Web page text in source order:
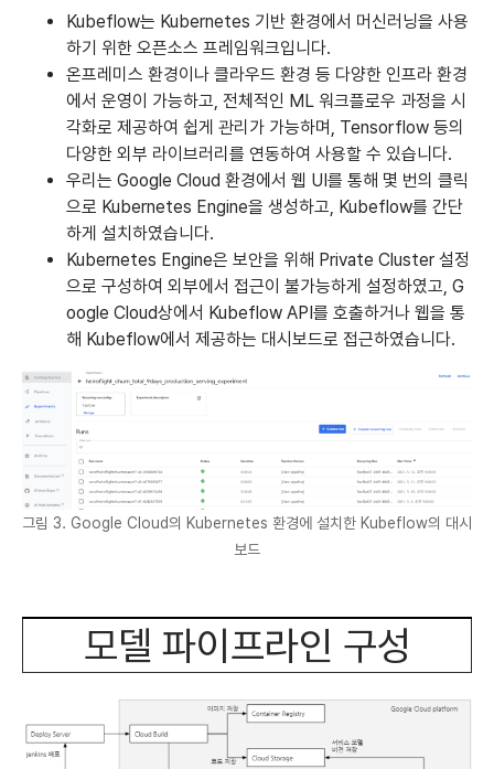
Kubeflow는 Kubernetes 기반 환경에서 머신러닝을 사용
하기 위한 오픈소스 프레임워크입니다.
온프레미스 환경이나 클라우드 환경 등 다양한 인프라 환경
에서 운영이 가능하고, 전체적인 ML 워크플로우 과정을 시
각화로 제공하여 쉽게 관리가 가능하며, Tensorflow 등의
다양한 외부 라이브러리를 연동하여 사용할 수 있습니다.
우리는 Google Cloud 환경에서 웹 UI를 통해 몇 번의 클릭
으로 Kubernetes Engine을 생성하고, Kubeflow를 간단
하게 설치하였습니다.
Kubernetes Engine은 보안을 위해 Private Cluster 설정
으로 구성하여 외부에서 접근이 불가능하게 설정하였고, G
oogle Cloud상에서 Kubeflow API를 호출하거나 웹을 통
해 Kubeflow에서 제공하는 대시보드로 접근하였습니다.
그림 3. Google Cloud의 Kubernetes 환경에 설치한 Kubeflow의 대시
보드
모델 파이프라인 구성